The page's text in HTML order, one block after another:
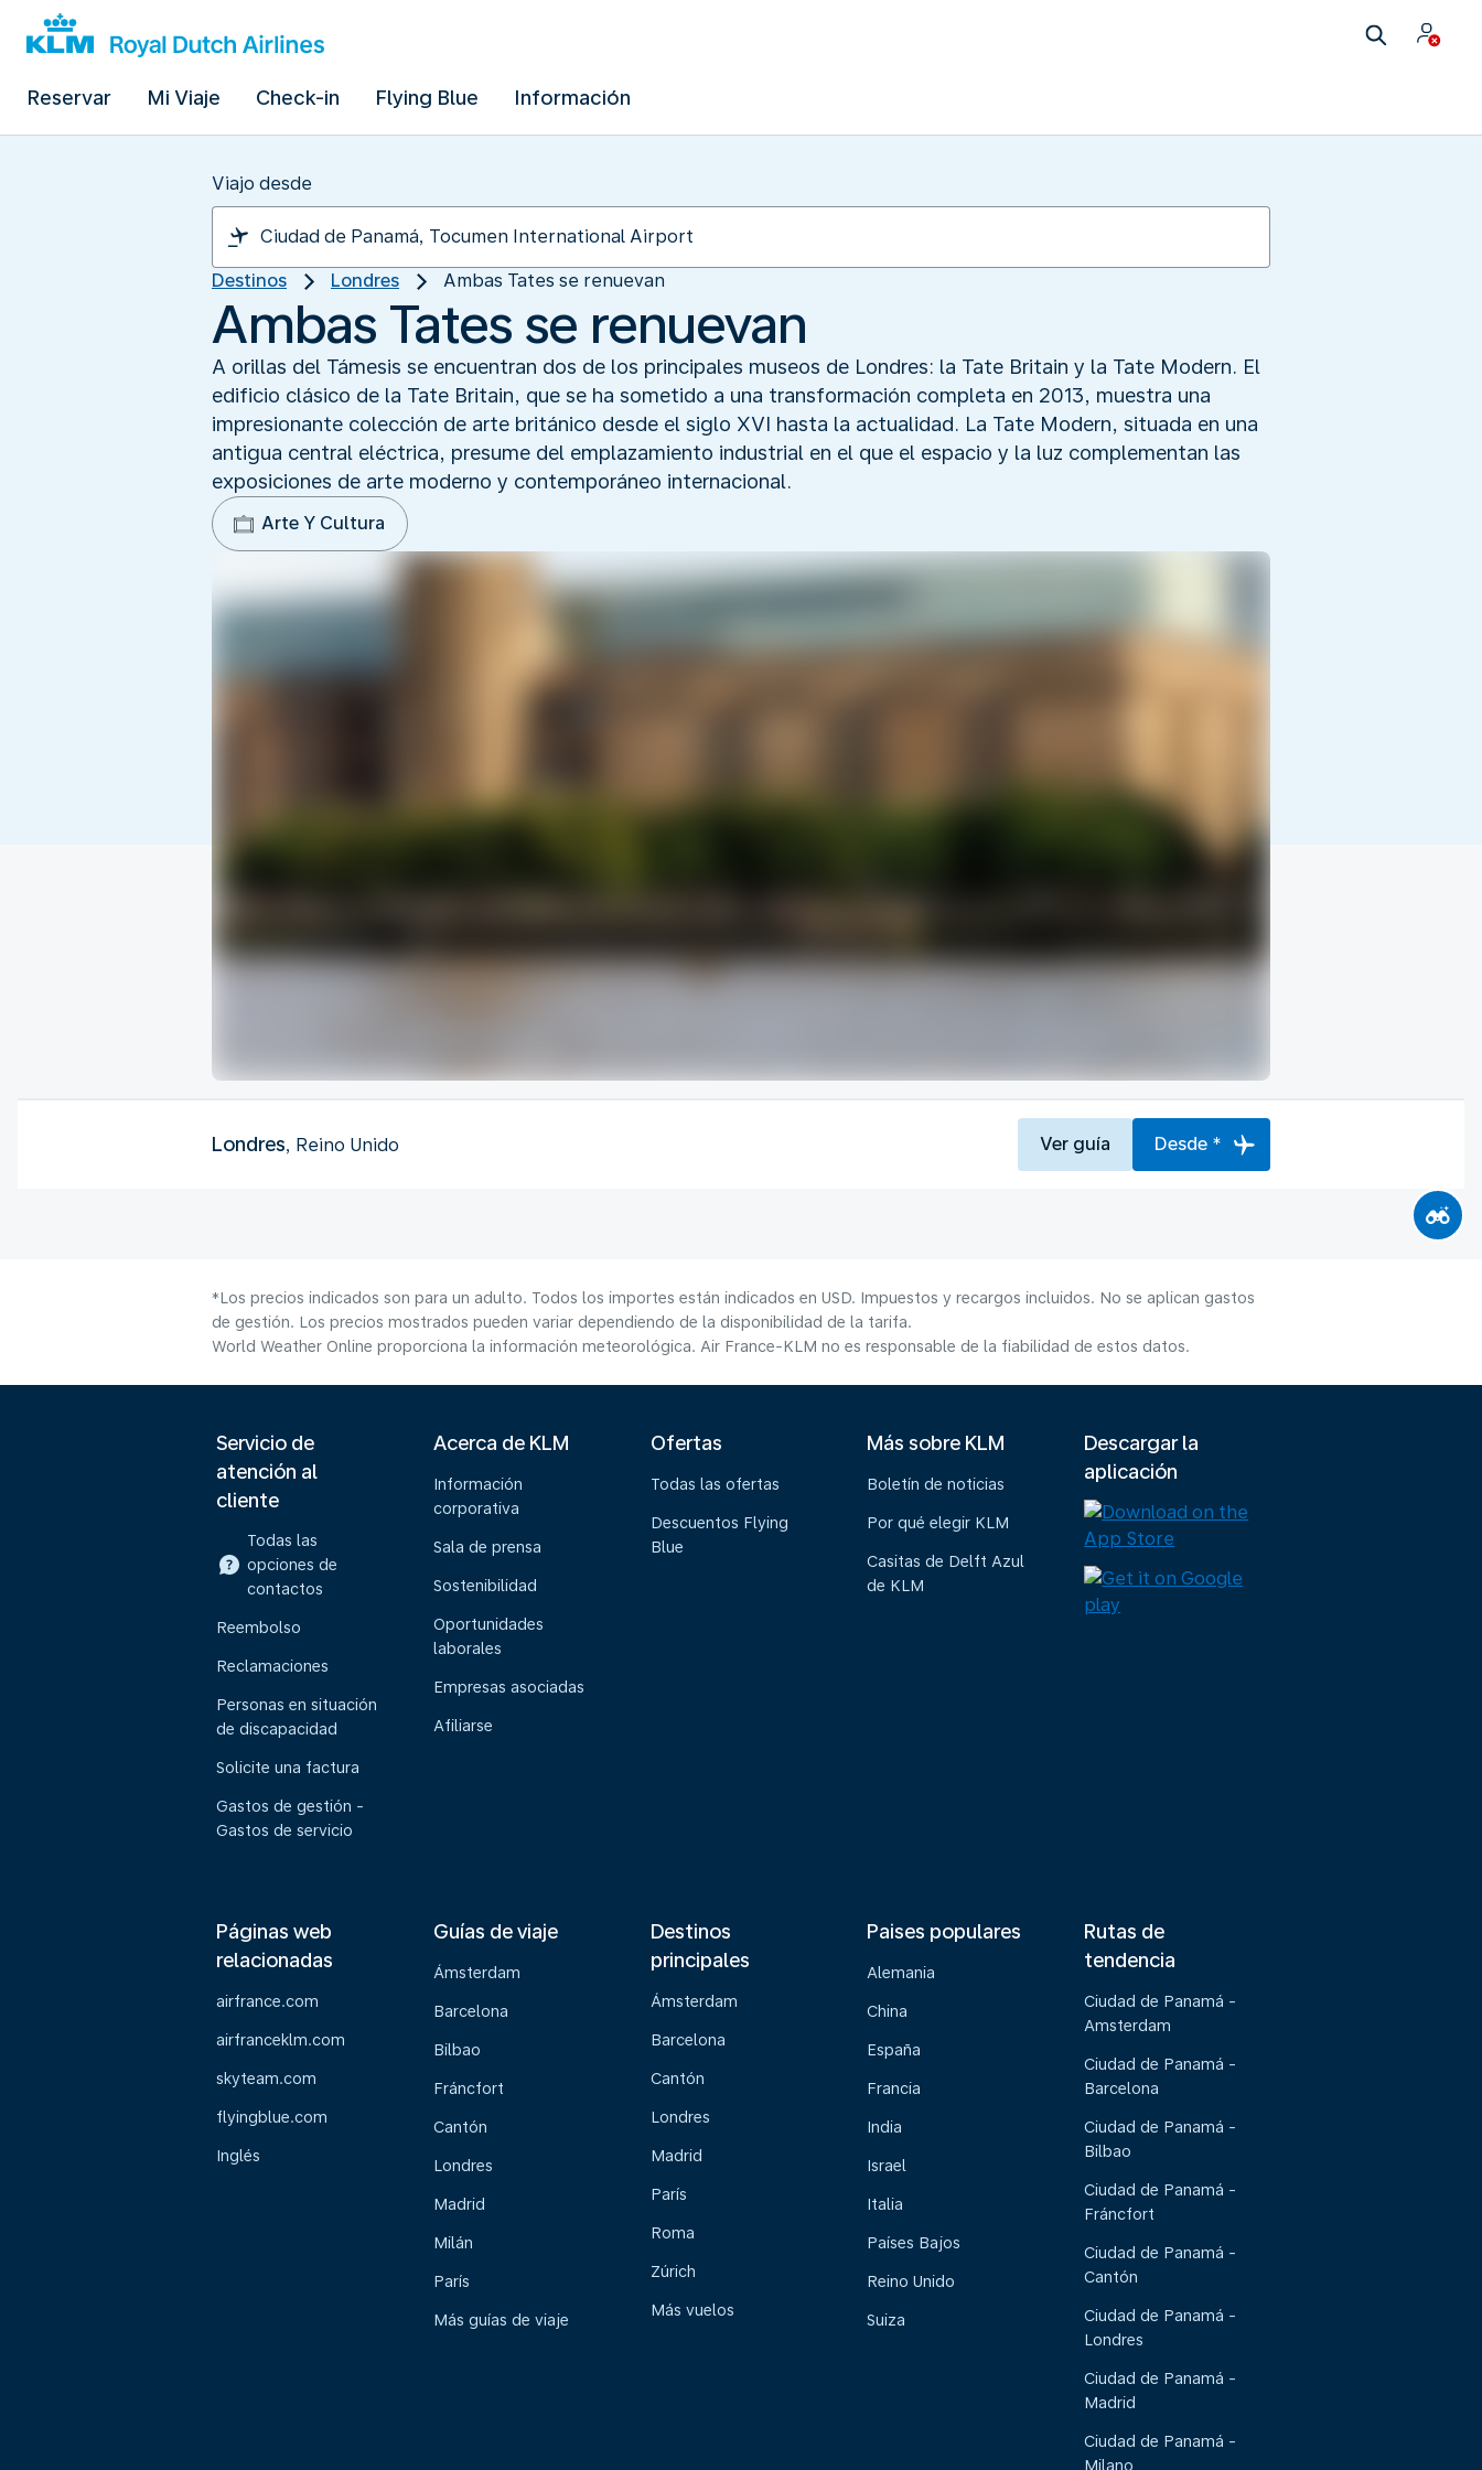
Reservar Mi Viaje Check-in Flying Blue Información
Viajo desde
Destinos Londres Ambas Tates se renuevan
Ambas Tates se renuevan
A orillas del Támesis se encuentran dos de los principales museos de Londres: la Tate Britain y la Tate Modern. El
edificio clásico de la Tate Britain, que se ha sometido a una transformación completa en 2013, muestra una
impresionante colección de arte británico desde el siglo XVI hasta la actualidad. La Tate Modern, situada en una
antigua central eléctrica, presume del emplazamiento industrial en el que el espacio y la luz complementan las
exposiciones de arte moderno y contemporáneo internacional.
Arte Y Cultura
Londres, Reino Unido Ver guía Desde *
*Los precios indicados son para un adulto. Todos los importes están indicados en USD. Impuestos y recargos incluidos. No se aplican gastos
de gestión. Los precios mostrados pueden variar dependiendo de la disponibilidad de la tarifa.
World Weather Online proporciona la información meteorológica. Air France-KLM no es responsable de la fiabilidad de estos datos.
Servicio de
atención al
cliente
Todas las
opciones de
contactos
Reembolso
Reclamaciones
Personas en situación
de discapacidad
Solicite una factura
Gastos de gestión -
Gastos de servicio
Acerca de KLM
Información
corporativa
Sala de prensa
Sostenibilidad
Oportunidades
laborales
Empresas asociadas
Afiliarse
Ofertas
Todas las ofertas
Descuentos Flying
Blue
Más sobre KLM
Boletín de noticias
Por qué elegir KLM
Casitas de Delft Azul
de KLM
Descargar la
aplicación
Páginas web
relacionadas
airfrance.com
airfranceklm.com
skyteam.com
flyingblue.com
Inglés
Guías de viaje
Ámsterdam
Barcelona
Bilbao
Fráncfort
Cantón
Londres
Madrid
Milán
París
Más guías de viaje
Destinos
principales
Ámsterdam
Barcelona
Cantón
Londres
Madrid
París
Roma
Zúrich
Más vuelos
Paises populares
Alemania
China
España
Francia
India
Israel
Italia
Países Bajos
Reino Unido
Suiza
Rutas de
tendencia
Ciudad de Panamá -
Amsterdam
Ciudad de Panamá -
Barcelona
Ciudad de Panamá -
Bilbao
Ciudad de Panamá -
Fráncfort
Ciudad de Panamá -
Cantón
Ciudad de Panamá -
Londres
Ciudad de Panamá -
Madrid
Ciudad de Panamá -
Milano